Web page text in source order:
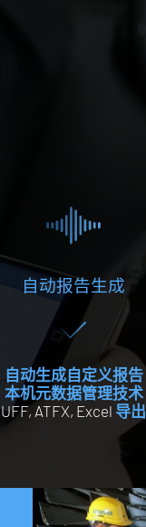
自动报告生成
自动生成自定义报告
本机元数据管理技术
UFF, ATFX, Excel 导出